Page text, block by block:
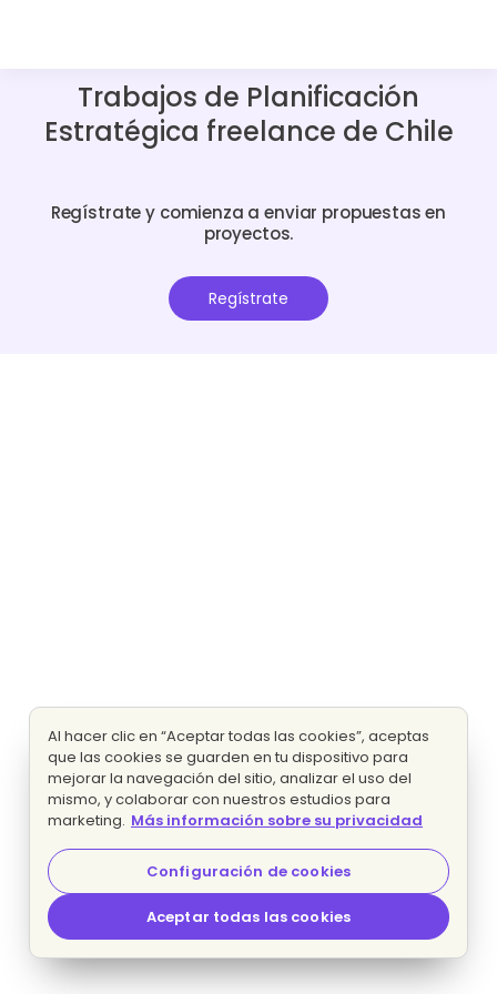
Trabajos de Planificación
Estratégica freelance de Chile
Regístrate y comienza a enviar propuestas en
proyectos.
Regístrate
Al hacer clic en “Aceptar todas las cookies”, aceptas
que las cookies se guarden en tu dispositivo para
mejorar la navegación del sitio, analizar el uso del
mismo, y colaborar con nuestros estudios para
marketing. Más información sobre su privacidad
Configuración de cookies
Aceptar todas las cookies